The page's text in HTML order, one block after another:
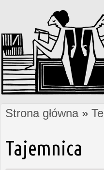
Jesteś tutaj
Strona główna»
Tajemnica